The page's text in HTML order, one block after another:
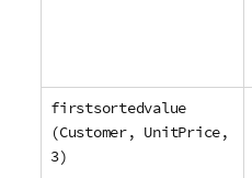
firstsortedvalue
(Customer, UnitPrice,
3)